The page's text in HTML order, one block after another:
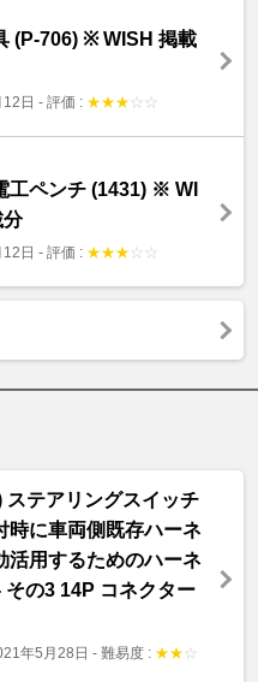
(P-706) ※ WISH 掲載
日 - 評価 : ★★★ ☆ ☆
工ペンチ (1431) ※ WI
日 - 評価 : ★★★ ☆ ☆
ステアリングスイッチ
時に車両側既存ハーネ
活用するためのハーネ
その3 14P コネクター
年5月28日 - 難易度 : ★★ ☆